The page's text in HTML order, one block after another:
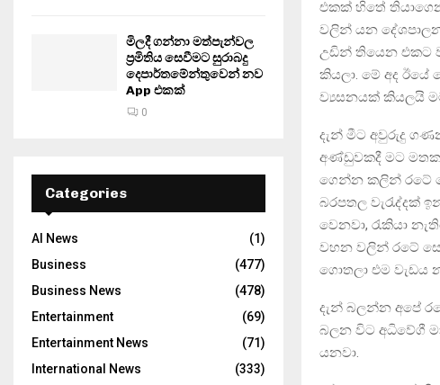
එකක් හිතේ
වලින් යන
උඩින් තියෙන එකට
කියලා. මේ අද
ව්‍යසනයක් කියලයි
දැන් මීට අවුරුදු
අණ්ඩුවකදී මට
ගෙන්න කලින් රටේ
බරපතල වැරැද්දක්
වෙනවා, රැකියා
වහන වලින් රටේ
ගොතලා එම වැඩය
දැන් බලන්න අපේ
බලන විට අධිවේගී
යනවා.
මිලදී ගන්නා මත්පැන්වල
ප්‍රමිතිය සෙවීමට සුරාබදු
දෙපාර්තමේන්තුවෙන් නව
App එකක්
0
Categories
AI News
(1)
Business
(477)
Business News
(478)
Entertainment
(69)
Entertainment News
(71)
International News
(333)